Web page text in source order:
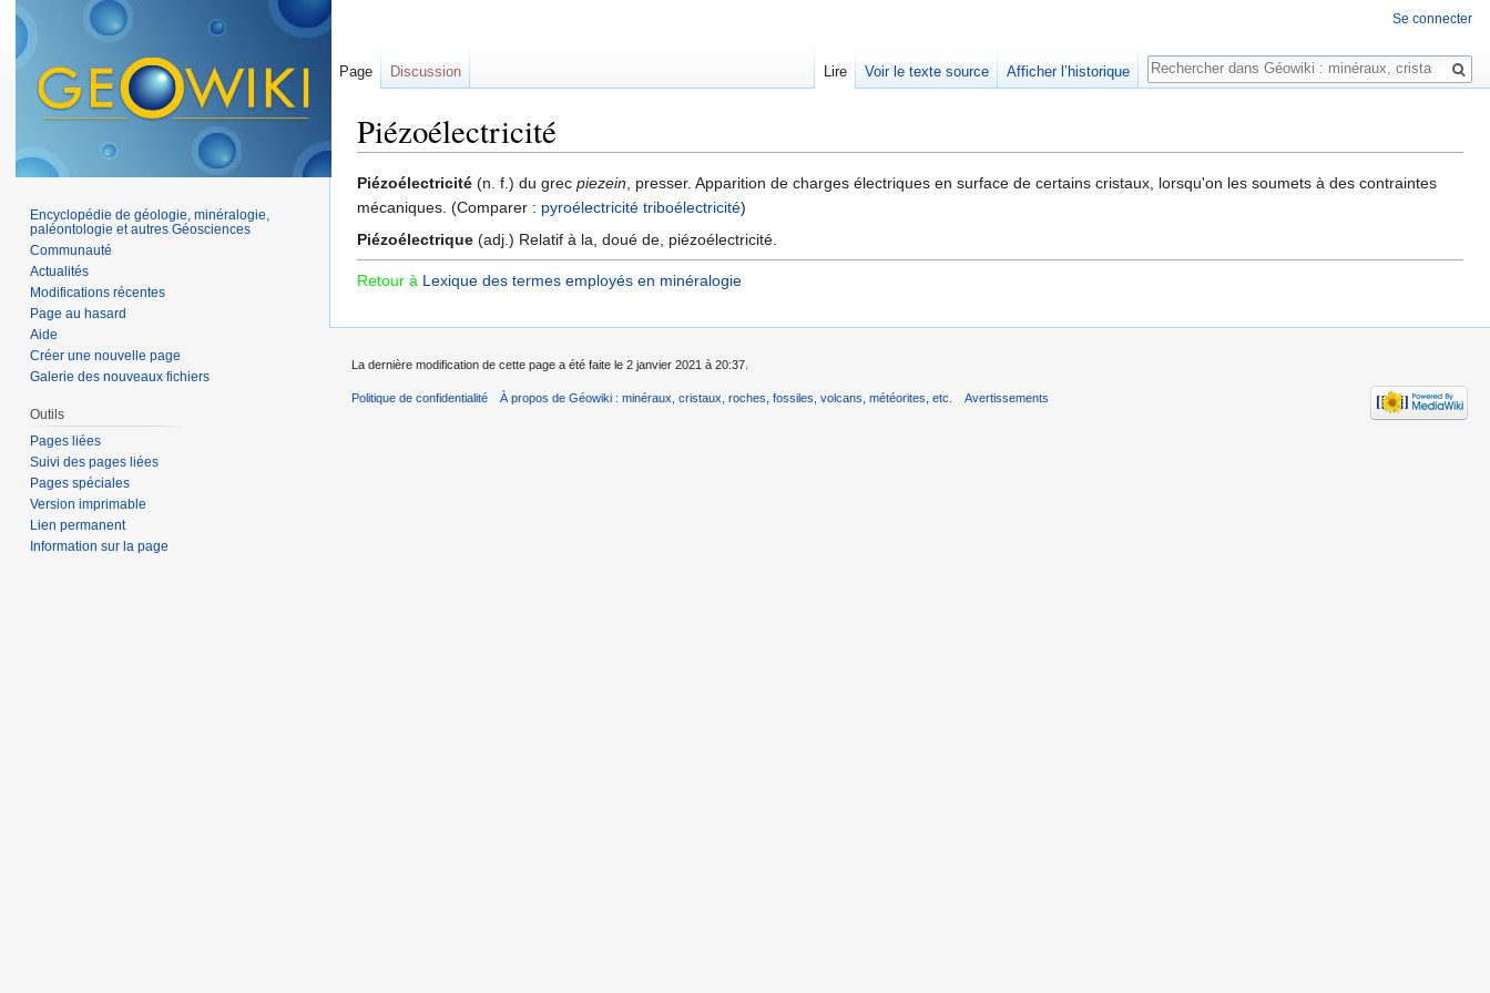
Piézoélectricité
Piézoélectricité (n. f.) du grec piezein, presser. Apparition de charges électriques en surface de certains cristaux, lorsqu'on les soumets à des contraintes
mécaniques. (Comparer : pyroélectricité triboélectricité)
Piézoélectrique (adj.) Relatif à la, doué de, piézoélectricité.
Retour à Lexique des termes employés en minéralogie
Se connecter
Page Discussion Lire Voir le texte source Afficher l’historique
Rechercher
Encyclopédie de géologie, minéralogie,
paléontologie et autres Géosciences
Communauté
Actualités
Modifications récentes
Page au hasard
Aide
Créer une nouvelle page
Galerie des nouveaux fichiers
Outils
Pages liées
Suivi des pages liées
Pages spéciales
Version imprimable
Lien permanent
Information sur la page
La dernière modification de cette page a été faite le 2 janvier 2021 à 20:37.
Politique de confidentialité À propos de Géowiki : minéraux, cristaux, roches, fossiles, volcans, météorites, etc. Avertissements